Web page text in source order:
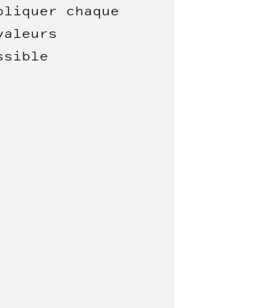
chaque